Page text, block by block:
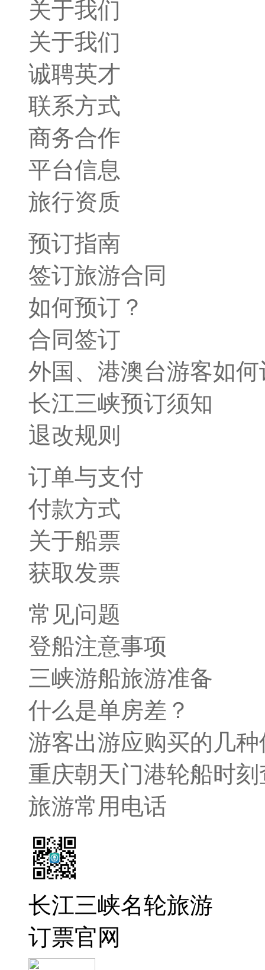
关于我们
关于我们
诚聘英才
联系方式
商务合作
平台信息
旅行资质
预订指南
签订旅游合同
如何预订？
合同签订
外国、港澳台游客如何
长江三峡预订须知
退改规则
订单与支付
付款方式
关于船票
获取发票
常见问题
登船注意事项
三峡游船旅游准备
什么是单房差？
游客出游应购买的几种
重庆朝天门港轮船时
旅游常用电话
长江三峡名轮旅游
订票官网